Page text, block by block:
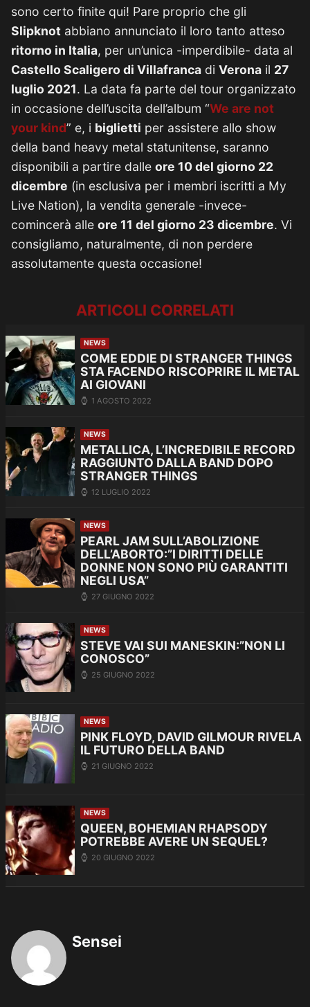
sono certo finite qui! Pare proprio che gli
Slipknot abbiano annunciato il loro tanto atteso
ritorno in Italia, per un’unica -imperdibile- data al
Castello Scaligero di Villafranca di Verona il 27
luglio 2021. La data fa parte del tour organizzato
in occasione dell’uscita dell’album “We are not
your kind” e, i biglietti per assistere allo show
della band heavy metal statunitense, saranno
disponibili a partire dalle ore 10 del giorno 22
dicembre (in esclusiva per i membri iscritti a My
Live Nation), la vendita generale -invece-
comincerà alle ore 11 del giorno 23 dicembre. Vi
consigliamo, naturalmente, di non perdere
assolutamente questa occasione!
ARTICOLI CORRELATI
NEWS
COME EDDIE DI STRANGER THINGS
STA FACENDO RISCOPRIRE IL METAL
AI GIOVANI
1 AGOSTO 2022
NEWS
METALLICA, L’INCREDIBILE RECORD
RAGGIUNTO DALLA BAND DOPO
STRANGER THINGS
12 LUGLIO 2022
NEWS
PEARL JAM SULL’ABOLIZIONE
DELL’ABORTO:”I DIRITTI DELLE
DONNE NON SONO PIÙ GARANTITI
NEGLI USA”
27 GIUGNO 2022
NEWS
STEVE VAI SUI MANESKIN:”NON LI
CONOSCO”
25 GIUGNO 2022
NEWS
PINK FLOYD, DAVID GILMOUR RIVELA
IL FUTURO DELLA BAND
21 GIUGNO 2022
NEWS
QUEEN, BOHEMIAN RHAPSODY
POTREBBE AVERE UN SEQUEL?
20 GIUGNO 2022
Sensei